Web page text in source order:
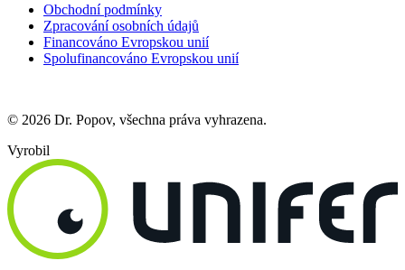
Obchodní podmínky
Zpracování osobních údajů
Financováno Evropskou unií
Spolufinancováno Evropskou unií
© 2026 Dr. Popov, všechna práva vyhrazena.
Vyrobil